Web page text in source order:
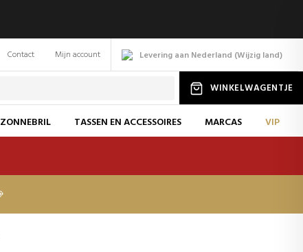
Levering aan Nederland (Wijzig land)
Contact Mijn account
WINKELWAGENTJE
ZONNEBRIL TASSEN EN ACCESSOIRES MARCAS VIP